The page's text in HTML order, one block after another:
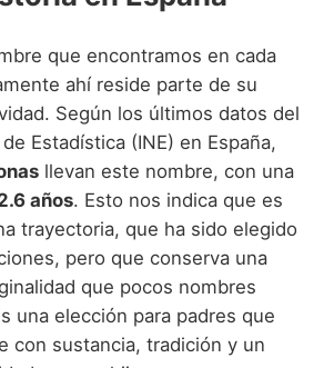
que encontramos en cada
ahí reside parte de su
Según los últimos datos del
Estadística (INE) en España,
llevan este nombre, con una
años. Esto nos indica que es
trayectoria, que ha sido elegido
pero que conserva una
que pocos nombres
una elección para padres que
con sustancia, tradición y un